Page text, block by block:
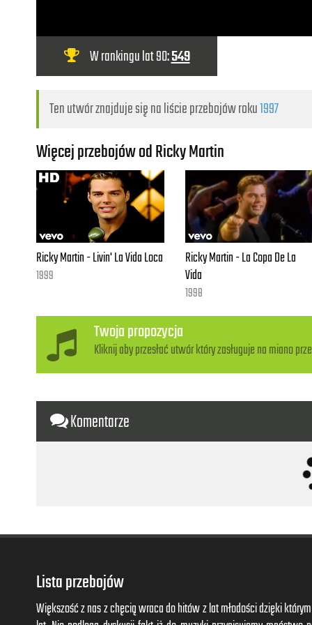
W rankingu lat 90:549
Ten utwór znajduje się na liście przebojów roku1997
Więcej przebojów od Ricky Martin
Ricky Martin - Livin' La Vida Loca
1999
Ricky Martin - La Copa De La
Vida
1998
Twoja propozycja
Kliknij aby przesłać utwór który zasługuje na miano
Komentarze
Lista przebojów
Większość z nas z chęcią wraca do hitów z lat młodości dzięki